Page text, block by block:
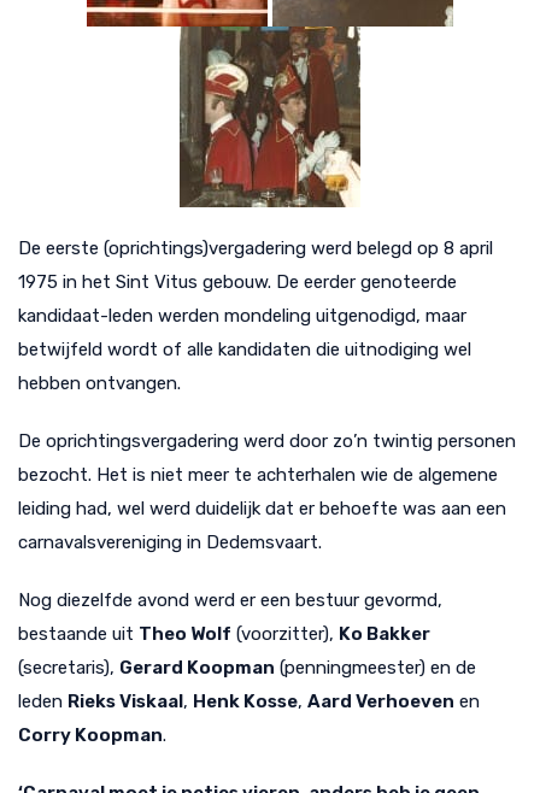
De eerste (oprichtings)vergadering werd belegd op 8 april
1975 in het Sint Vitus gebouw. De eerder genoteerde
kandidaat-leden werden mondeling uitgenodigd, maar
betwijfeld wordt of alle kandidaten die uitnodiging wel
hebben ontvangen.
De oprichtingsvergadering werd door zo’n twintig personen
bezocht. Het is niet meer te achterhalen wie de algemene
leiding had, wel werd duidelijk dat er behoefte was aan een
carnavalsvereniging in Dedemsvaart.
Nog diezelfde avond werd er een bestuur gevormd,
bestaande uit Theo Wolf (voorzitter), Ko Bakker
(secretaris), Gerard Koopman (penningmeester) en de
leden Rieks Viskaal, Henk Kosse, Aard Verhoeven en
Corry Koopman.